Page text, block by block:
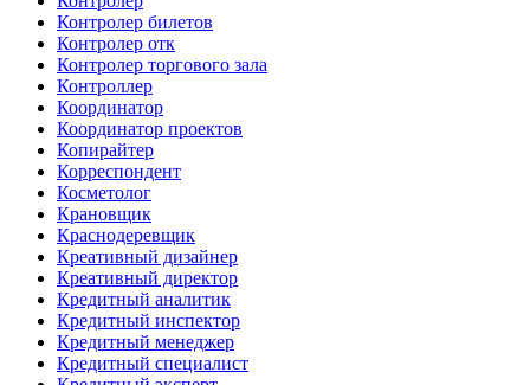
Контролер билетов
Контролер отк
Контролер торгового зала
Контроллер
Координатор
Координатор проектов
Копирайтер
Корреспондент
Косметолог
Крановщик
Краснодеревщик
Креативный дизайнер
Креативный директор
Кредитный аналитик
Кредитный инспектор
Кредитный менеджер
Кредитный специалист